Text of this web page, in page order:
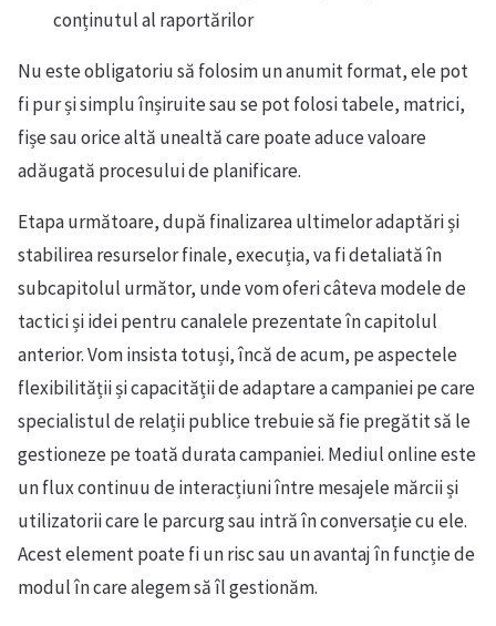
conținutul al raportărilor
Nu este obligatoriu să folosim un anumit format, ele pot
fi pur și simplu înșiruite sau se pot folosi tabele, matrici,
fișe sau orice altă unealtă care poate aduce valoare
adăugată procesului de planificare.
Etapa următoare, după finalizarea ultimelor adaptări și
stabilirea resurselor finale, execuția, va fi detaliată în
subcapitolul următor, unde vom oferi câteva modele de
tactici și idei pentru canalele prezentate în capitolul
anterior. Vom insista totuși, încă de acum, pe aspectele
flexibilității și capacității de adaptare a campaniei pe care
specialistul de relații publice trebuie să fie pregătit să le
gestioneze pe toată durata campaniei. Mediul online este
un flux continuu de interacțiuni între mesajele mărcii și
utilizatorii care le parcurg sau intră în conversație cu ele.
Acest element poate fi un risc sau un avantaj în funcție de
modul în care alegem să îl gestionăm.